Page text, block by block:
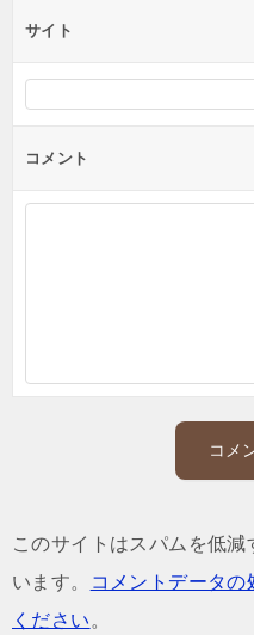
サイト
コメント
このサイトはスパムを低
います。
コメントデータ
ください 。